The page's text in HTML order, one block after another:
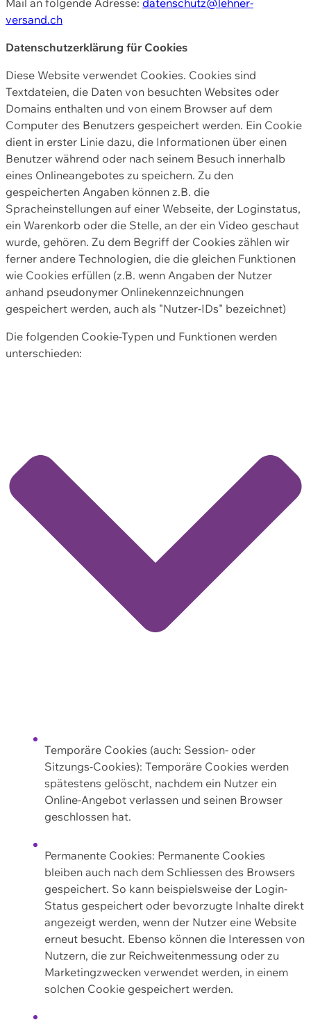
versand.ch
Datenschutzerklärung für Cookies
Diese Website verwendet Cookies. Cookies sind
Textdateien, die Daten von besuchten Websites oder
Domains enthalten und von einem Browser auf dem
Computer des Benutzers gespeichert werden. Ein Cookie
dient in erster Linie dazu, die Informationen über einen
Benutzer während oder nach seinem Besuch innerhalb
eines Onlineangebotes zu speichern. Zu den
gespeicherten Angaben können z.B. die
Spracheinstellungen auf einer Webseite, der Loginstatus,
ein Warenkorb oder die Stelle, an der ein Video geschaut
wurde, gehören. Zu dem Begriff der Cookies zählen wir
ferner andere Technologien, die die gleichen Funktionen
wie Cookies erfüllen (z.B. wenn Angaben der Nutzer
anhand pseudonymer Onlinekennzeichnungen
gespeichert werden, auch als "Nutzer-IDs" bezeichnet)
Die folgenden Cookie-Typen und Funktionen werden
unterschieden:
Temporäre Cookies (auch: Session- oder
Sitzungs-Cookies): Temporäre Cookies werden
spätestens gelöscht, nachdem ein Nutzer ein
Online-Angebot verlassen und seinen Browser
geschlossen hat.
Permanente Cookies: Permanente Cookies
bleiben auch nach dem Schliessen des Browsers
gespeichert. So kann beispielsweise der Login-
Status gespeichert oder bevorzugte Inhalte direkt
angezeigt werden, wenn der Nutzer eine Website
erneut besucht. Ebenso können die Interessen von
Nutzern, die zur Reichweitenmessung oder zu
Marketingzwecken verwendet werden, in einem
solchen Cookie gespeichert werden.